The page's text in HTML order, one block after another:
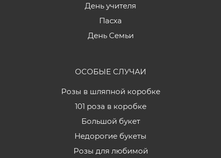
День учителя
Пасха
День Семьи
ОСОБЫЕ СЛУЧАИ
Розы в шляпной коробке
101 роза в коробке
Большой букет
Недорогие букеты
Розы для любимой